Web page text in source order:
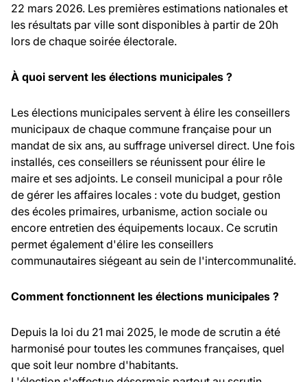
22 mars 2026. Les premières estimations nationales et
les résultats par ville sont disponibles à partir de 20h
lors de chaque soirée électorale.
À quoi servent les élections municipales ?
Les élections municipales servent à élire les conseillers
municipaux de chaque commune française pour un
mandat de six ans, au suffrage universel direct. Une fois
installés, ces conseillers se réunissent pour élire le
maire et ses adjoints. Le conseil municipal a pour rôle
de gérer les affaires locales : vote du budget, gestion
des écoles primaires, urbanisme, action sociale ou
encore entretien des équipements locaux. Ce scrutin
permet également d'élire les conseillers
communautaires siégeant au sein de l'intercommunalité.
Comment fonctionnent les élections municipales ?
Depuis la loi du 21 mai 2025, le mode de scrutin a été
harmonisé pour toutes les communes françaises, quel
que soit leur nombre d'habitants.